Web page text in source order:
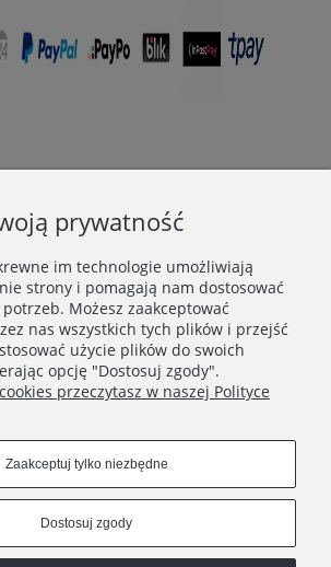
Klienta pon - pt 10-18 e-mail:
office@magdamatyja.com
prywatność
im technologie umożliwiają
strony i pomagają nam dostosować
Możesz zaakceptować
nas wszystkich tych plików i przejść
użycie plików do swoich
opcję "Dostosuj zgody".
przeczytasz w naszej Polityce
Zaakceptuj tylko niezbędne
Dostosuj zgody